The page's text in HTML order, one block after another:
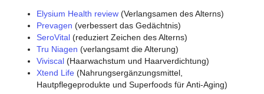
Elysium Health review (Verlangsamen des Alterns)
Prevagen (verbessert das Gedächtnis)
SeroVital (reduziert Zeichen des Alterns)
Tru Niagen (verlangsamt die Alterung)
Viviscal (Haarwachstum und Haarverdichtung)
Xtend Life (Nahrungsergänzungsmittel,
Hautpflegeprodukte und Superfoods für Anti-Aging)